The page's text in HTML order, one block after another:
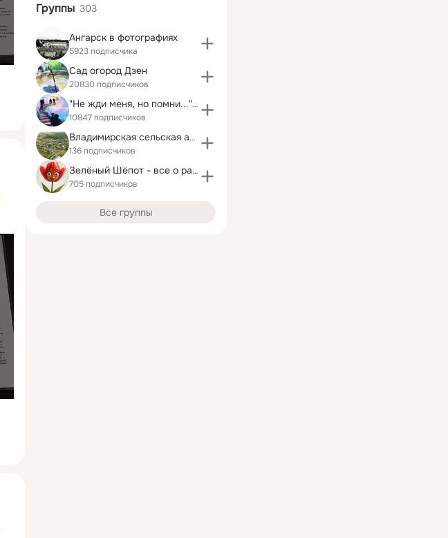
Группы 303
Ангарск в фотографиях
5923 подписчика
Сад огород Дзен
20830 подписчиков
"Не жди меня, но помни..." Иркутская область
10847 подписчиков
Владимирская сельская администрация
136 подписчиков
Зелёный Шёпот - все о растениях дома и на даче
705 подписчиков
Все группы